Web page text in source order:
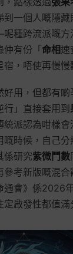
到一個人嘅隱
種跨流派嘅方
仲有份「命相速
，唔使再慢慢
好用，但都有
行」直接套用到
統派認為咁樣
時候，自己分
係研究紫微鬥數
參考新版嘅混合
通會》係2026
啟發性都值滿